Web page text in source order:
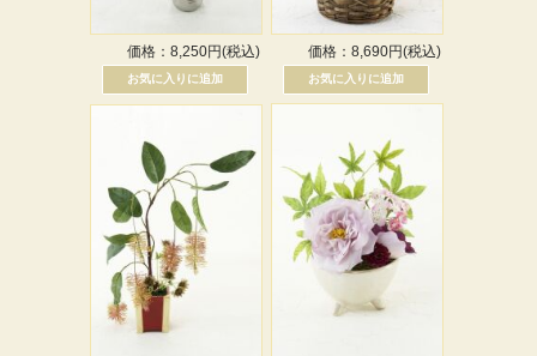
価格：8,250円(税込) 価格：8,690円(税込)